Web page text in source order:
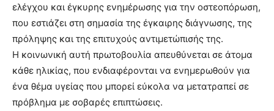
ελέγχου και έγκυρης ενημέρωσης για την οστεοπόρωση,
που εστιάζει στη σημασία της έγκαιρης διάγνωσης, της
πρόληψης και της επιτυχούς αντιμετώπισής της.
Η κοινωνική αυτή πρωτοβουλία απευθύνεται σε άτομα
κάθε ηλικίας, που ενδιαφέρονται να ενημερωθούν για
ένα θέμα υγείας που μπορεί εύκολα να μετατραπεί σε
πρόβλημα με σοβαρές επιπτώσεις.